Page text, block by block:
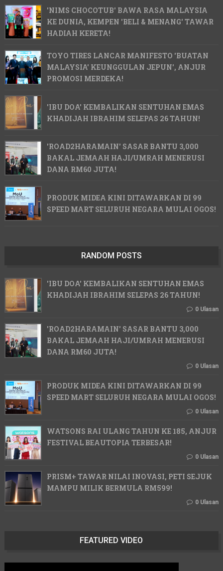
'NIMS CHOCOTUB' BAWA RASA MALAYSIA
KE DUNIA, KEMPEN 'BELI & MENANG' TAWAR
HADIAH KERETA!
TOYO TIRES LANCAR MANIFESTO 'BUATAN
MALAYSIA' KEUNGGULAN JEPUN', ANJUR
PROMOSI MERDEKA!
'IBU DOA' KEMBALIKAN SENTUHAN EMAS
KHADIJAH IBRAHIM SELEPAS 26 TAHUN!
'ROAD2HARAMAIN' SASAR BANTU 3,000
BAKAL JEMAAH HAJI/UMRAH MENERUSI
DANA RM60 JUTA!
PRODUK MIDEA KINI DITAWARKAN DI 99
SPEED MART SELURUH NEGARA MULAI OGOS!
RANDOM POSTS
'IBU DOA' KEMBALIKAN SENTUHAN EMAS
KHADIJAH IBRAHIM SELEPAS 26 TAHUN!
0 Ulasan
'ROAD2HARAMAIN' SASAR BANTU 3,000
BAKAL JEMAAH HAJI/UMRAH MENERUSI
DANA RM60 JUTA!
0 Ulasan
PRODUK MIDEA KINI DITAWARKAN DI 99
SPEED MART SELURUH NEGARA MULAI OGOS!
0 Ulasan
WATSONS RAI ULANG TAHUN KE 185, ANJUR
FESTIVAL BEAUTOPIA TERBESAR!
0 Ulasan
PRISM+ TAWAR NILAI INOVASI, PETI SEJUK
MAMPU MILIK BERMULA RM599!
0 Ulasan
FEATURED VIDEO